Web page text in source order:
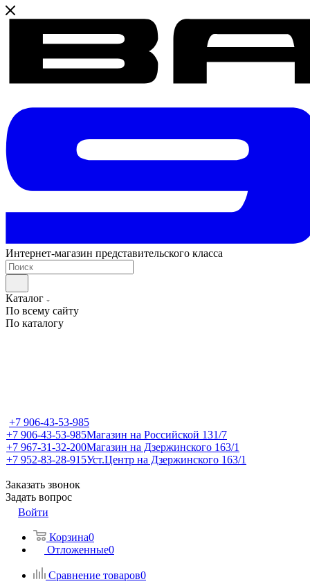
Интернет-магазин представительского класса
Каталог
По всему сайту
По каталогу
+7 906-43-53-985
+7 906-43-53-985Магазин на Российской 131/7
+7 967-31-32-200Магазин на Дзержинского 163/1
+7 952-83-28-915Уст.Центр на Дзержинского 163/1
Заказать звонок
Задать вопрос
Войти
Корзина0
Отложенные0
Сравнение товаров0